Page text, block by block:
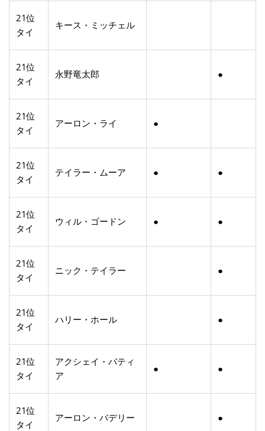
21位
タイ
キース・ミッチェル
21位
タイ
永野竜太郎 ●
21位
タイ
アーロン・ライ ●
21位
タイ
テイラー・ムーア ● ●
21位
タイ
ウィル・ゴードン ● ●
21位
タイ
ニック・テイラー ●
21位
タイ
ハリー・ホール ●
21位
タイ
アクシェイ・バティ
ア
● ●
21位
タイ
アーロン・バデリー ●